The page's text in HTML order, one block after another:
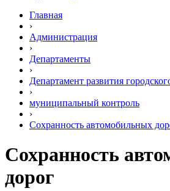
Главная
›
Администрация
›
Департаменты
›
Департамент развития
›
муниципальный контроль
›
Сохранность автомобильных
Сохранность
дорог